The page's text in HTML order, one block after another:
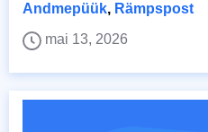
Andmepüük, Rämpspost
mai 13, 2026